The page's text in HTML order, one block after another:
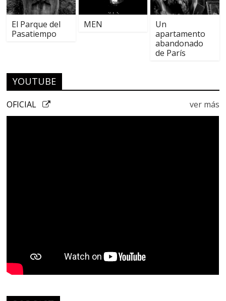
El Parque del
Pasatiempo
MEN
Un
apartamento
abandonado
de París
YOUTUBE
ver más
OFICIAL